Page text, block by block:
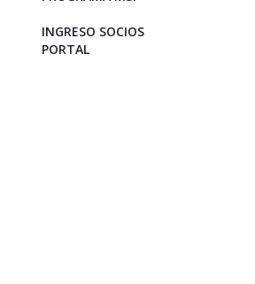
INGRESO SOCIOS
PORTAL